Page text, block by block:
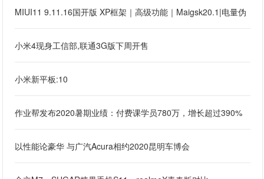
MIUI11 9.11.16国开版 XP框架｜高级功能｜Maigsk20.1|电量伪
小米4现身工信部,联通3G版下周开售
小米新平板:10
作业帮发布2020暑期业绩：付费课学员780万，增长超过390%
以性能论豪华 与广汽Acura相约2020昆明车博会